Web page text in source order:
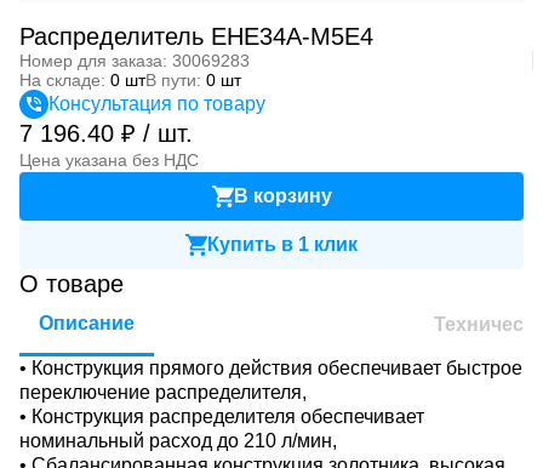
Распределитель EHE34A-M5E4
Номер для заказа: 30069283
На складе: 0 штВ пути: 0 шт
Консультация по товару
7 196.40 ₽ / шт.
Цена указана без НДС
В корзину
Купить в 1 клик
О товаре
Описание
• Конструкция прямого действия обеспечивает быстрое
переключение распределителя,
• Конструкция распределителя обеспечивает
номинальный расход до 210 л/мин,